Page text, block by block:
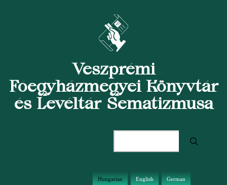
Veszprémi
Főegyházmegyei Könyvtár
és Levéltár Sematizmusa
Hungarian English German